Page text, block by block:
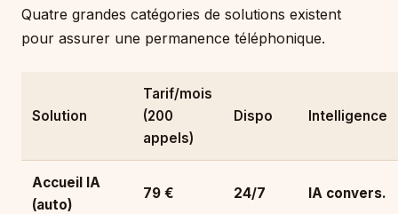
Quatre grandes catégories de solutions existent
pour assurer une permanence téléphonique.
Solution
Tarif/mois
(200
appels)
Dispo Intelligence
Accueil IA
(auto)
79 € 24/7 IA convers.